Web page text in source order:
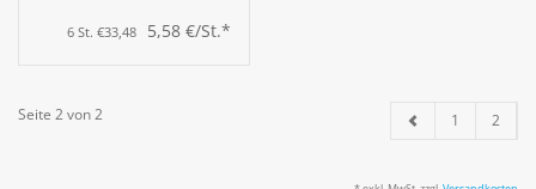
Küchentechnik
6 St. €33,48 5,58 €/St.*
Seite 2 von 2 1 2